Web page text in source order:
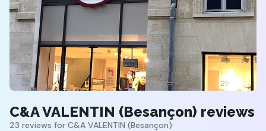
C&A VALENTIN (Besançon) reviews
23 reviews for C&A VALENTIN (Besançon)